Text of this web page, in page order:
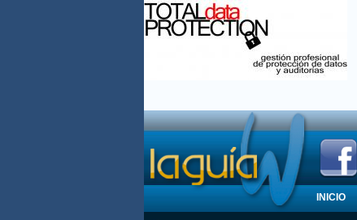
INICIO